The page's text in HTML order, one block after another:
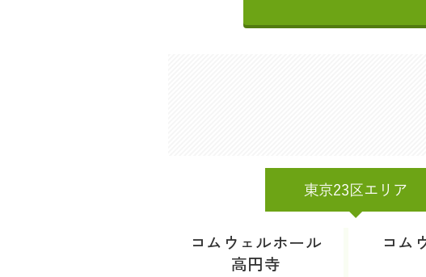
東京23区エリア
コムウェルホール
高円寺
コム